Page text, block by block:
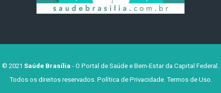
© 2021 Saúde Brasília - O Portal de Saúde e Bem-Estar da Capital Federal.
Todos os direitos reservados. Política de Privacidade. Termos de Uso.